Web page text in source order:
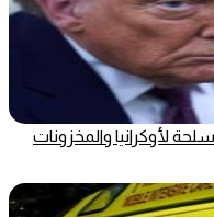
لأوكرانيا والمخزونات